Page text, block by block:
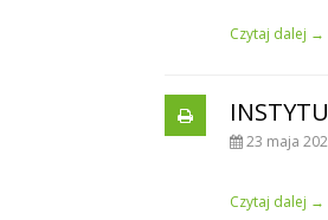
Czytaj dalej →
23 maja
Czytaj dalej →